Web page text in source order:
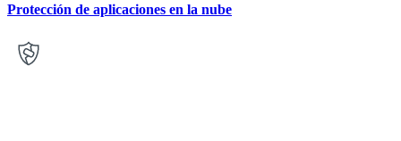
Protección de aplicaciones en la nube